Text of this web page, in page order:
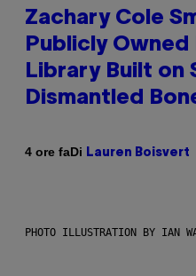
Zachary Cole
Publicly
Library Built on
Dismantled
4 ore faDi Lauren Boisvert
PHOTO ILLUSTRATION BY IAN